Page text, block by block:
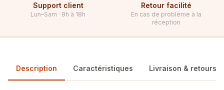
Support client
Lun–Sam · 9h à 18h
Retour facilité
En cas de problème à la
réception
Description Caractéristiques Livraison & retours